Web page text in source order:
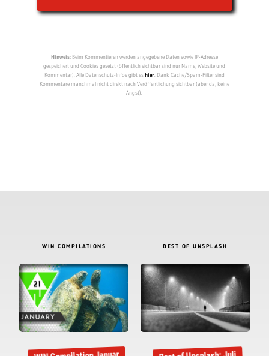
Hinweis:Beim Kommentieren werden angegebene Daten sowie IP-Adresse
gespeichert und Cookies gesetzt (öffentlich sichtbar sind nur Name, Website und
Kommentar). Alle Datenschutz-Infos gibt eshier. Dank Cache/Spam-Filter sind
Kommentare manchmal nicht direkt nach Veröffentlichung sichtbar (aber da, keine
Angst).
WIN COMPILATIONS BEST OF UNSPLASH